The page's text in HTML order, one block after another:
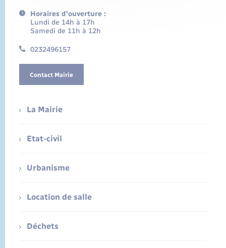
Horaires d'ouverture :
Lundi de 14h à 17h
Samedi de 11h à 12h
0232496157
Contact Mairie
La Mairie
Etat-civil
Urbanisme
Location de salle
Déchets